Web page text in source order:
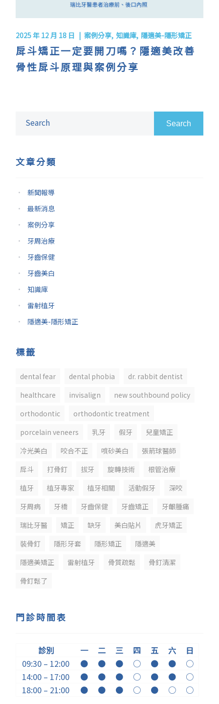
2025 年 12 月 18 日 案例分享 知識庫 隱適美-隱形矯正
戽斗矯正一定要開刀嗎？隱適美改善
骨性戽斗原理與案例分享
Search
文章分類
新聞報導
最新消息
案例分享
牙周治療
牙齒保健
牙齒美白
知識庫
雷射植牙
隱適美-隱形矯正
標籤
dental fear dental phobia
dr. rabbit dentist
healthcare
invisalign
new southbound policy
orthodontic
orthodontic treatment
porcelain veneers
乳牙 假牙
兒童矯正
冷光美白
咬合不正 噴砂美白
張箭球醫師
戽斗
打骨釘 拔牙 旋轉技術
根管治療
植牙
植牙專家 植牙相關 活動假牙
深咬
牙周病
牙橋 牙齒保健 牙齒矯正
牙齦腫痛
瑞比牙醫
矯正 缺牙 美白貼片
虎牙矯正
裝骨釘
隱形牙套 隱形矯正
隱適美
隱適美矯正
雷射植牙 骨質疏鬆
骨釘清潔
骨釘鬆了
門診時間表
診別 一 二 三 四 五 六
日
09:30 – 12:00
● ● ● ○ ● ●
○
14:00 – 17:00
● ● ● ○ ● ●
○
18:00 – 21:00
● ● ● ○ ● ○ ○